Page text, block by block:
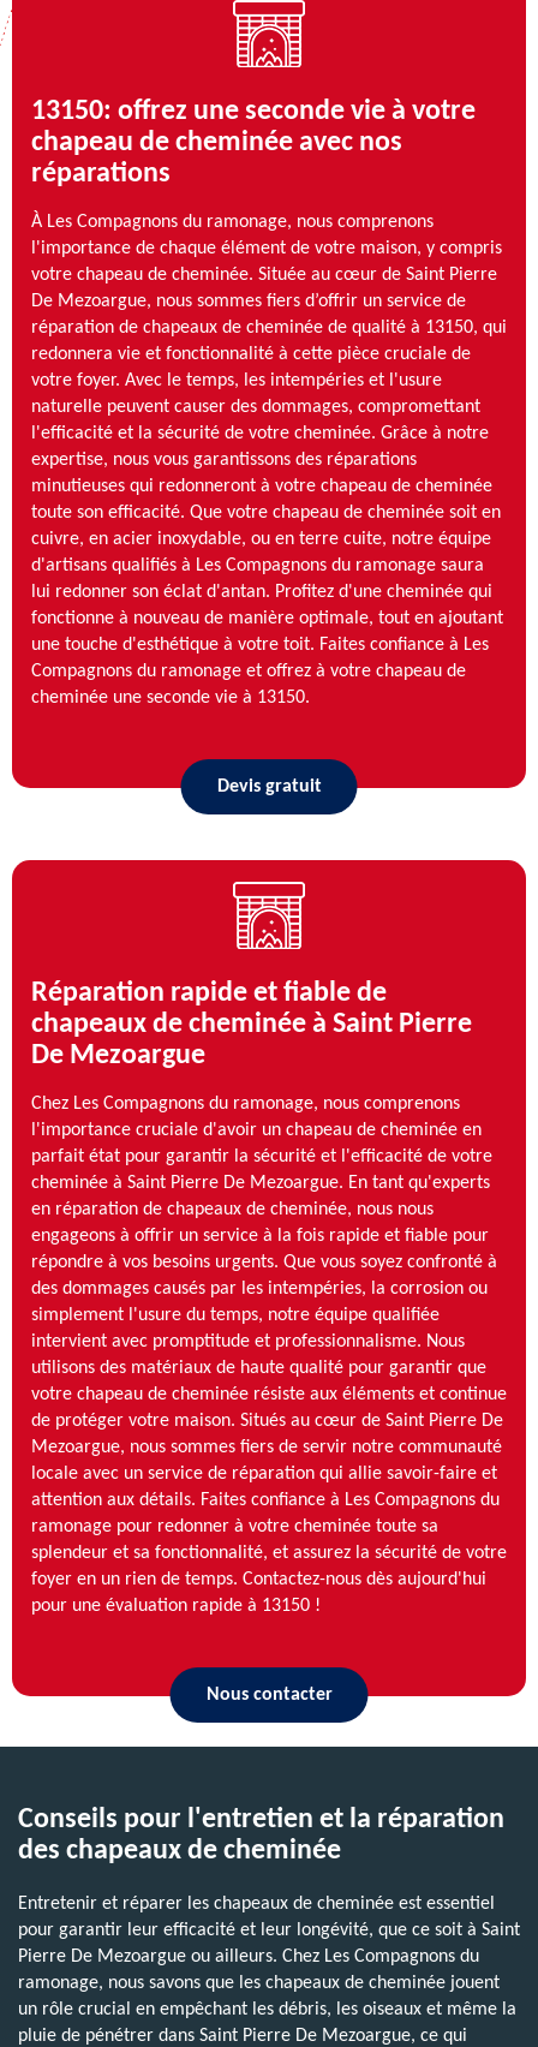
13150: offrez une seconde vie à votre
chapeau de cheminée avec nos
réparations
À Les Compagnons du ramonage, nous comprenons
l'importance de chaque élément de votre maison, y compris
votre chapeau de cheminée. Située au cœur de Saint Pierre
De Mezoargue, nous sommes fiers d’offrir un service de
réparation de chapeaux de cheminée de qualité à 13150, qui
redonnera vie et fonctionnalité à cette pièce cruciale de
votre foyer. Avec le temps, les intempéries et l'usure
naturelle peuvent causer des dommages, compromettant
l'efficacité et la sécurité de votre cheminée. Grâce à notre
expertise, nous vous garantissons des réparations
minutieuses qui redonneront à votre chapeau de cheminée
toute son efficacité. Que votre chapeau de cheminée soit en
cuivre, en acier inoxydable, ou en terre cuite, notre équipe
d'artisans qualifiés à Les Compagnons du ramonage saura
lui redonner son éclat d'antan. Profitez d'une cheminée qui
fonctionne à nouveau de manière optimale, tout en ajoutant
une touche d'esthétique à votre toit. Faites confiance à Les
Compagnons du ramonage et offrez à votre chapeau de
cheminée une seconde vie à 13150.
Devis gratuit
Réparation rapide et fiable de
chapeaux de cheminée à Saint Pierre
De Mezoargue
Chez Les Compagnons du ramonage, nous comprenons
l'importance cruciale d'avoir un chapeau de cheminée en
parfait état pour garantir la sécurité et l'efficacité de votre
cheminée à Saint Pierre De Mezoargue. En tant qu'experts
en réparation de chapeaux de cheminée, nous nous
engageons à offrir un service à la fois rapide et fiable pour
répondre à vos besoins urgents. Que vous soyez confronté à
des dommages causés par les intempéries, la corrosion ou
simplement l'usure du temps, notre équipe qualifiée
intervient avec promptitude et professionnalisme. Nous
utilisons des matériaux de haute qualité pour garantir que
votre chapeau de cheminée résiste aux éléments et continue
de protéger votre maison. Situés au cœur de Saint Pierre De
Mezoargue, nous sommes fiers de servir notre communauté
locale avec un service de réparation qui allie savoir-faire et
attention aux détails. Faites confiance à Les Compagnons du
ramonage pour redonner à votre cheminée toute sa
splendeur et sa fonctionnalité, et assurez la sécurité de votre
foyer en un rien de temps. Contactez-nous dès aujourd'hui
pour une évaluation rapide à 13150 !
Nous contacter
Conseils pour l'entretien et la réparation
des chapeaux de cheminée
Entretenir et réparer les chapeaux de cheminée est essentiel
pour garantir leur efficacité et leur longévité, que ce soit à Saint
Pierre De Mezoargue ou ailleurs. Chez Les Compagnons du
ramonage, nous savons que les chapeaux de cheminée jouent
un rôle crucial en empêchant les débris, les oiseaux et même la
pluie de pénétrer dans Saint Pierre De Mezoargue, ce qui